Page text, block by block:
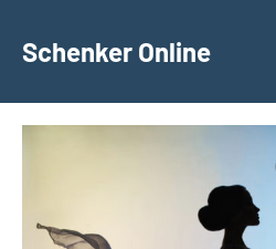
Schenker Online